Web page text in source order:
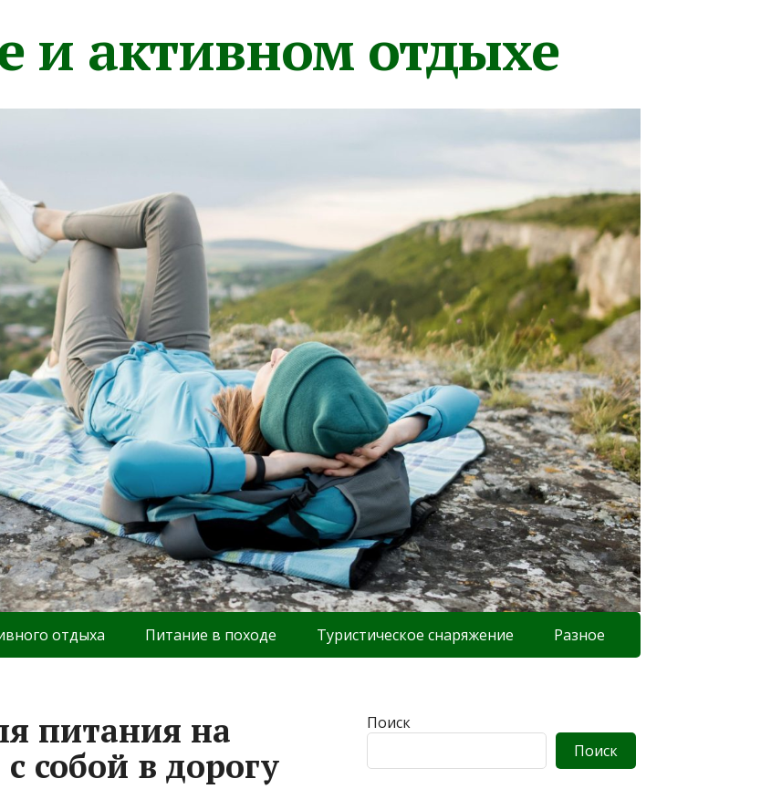
и активном отдыхе
отдыха Питание в походе Туристическое снаряжение Разное
питания на
собой в дорогу
Поиск
Поиск